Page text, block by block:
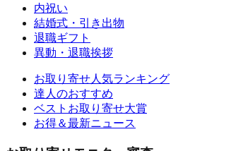
内祝い
結婚式・引き出物
退職ギフト
異動・退職挨拶
お取り寄せ人気ランキング
達人のおすすめ
ベストお取り寄せ大賞
お得＆最新ニュース